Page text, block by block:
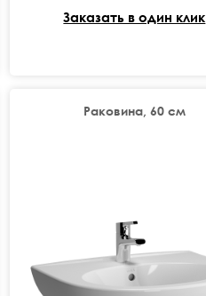
Заказать в один клик
Раковина, 60 см